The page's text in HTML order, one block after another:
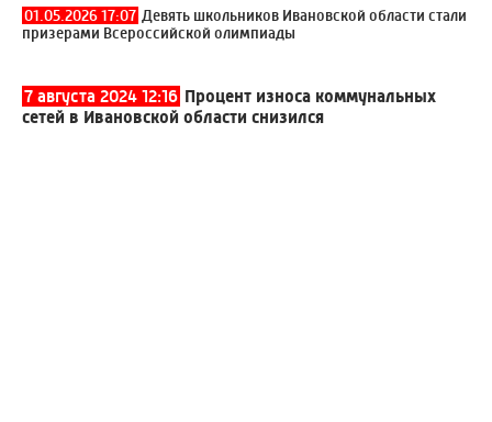
01.05.2026 17:07 Девять школьников Ивановской области стали
призерами Всероссийской олимпиады
7 августа 2024 12:16 Процент износа коммунальных
сетей в Ивановской области снизился